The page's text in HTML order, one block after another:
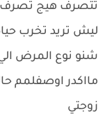
تتصرف هيج تصرف
ليش تريد تخرب
شنو نوع المرض
مااكدر اوصفلمم
زوجتي